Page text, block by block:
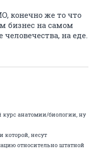
конечно же то что
бизнес на самом
на еде.
анатомии/биологии, ну
которой, несут
относительно штатной